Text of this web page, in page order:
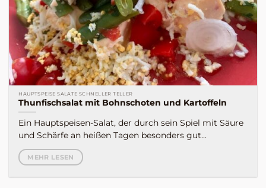
HAUPTSPEISE SALATE SCHNELLER TELLER
Thunfischsalat mit Bohnschoten und Kartoffeln
Ein Hauptspeisen-Salat, der durch sein Spiel mit Säure
und Schärfe an heißen Tagen besonders gut...
MEHR LESEN